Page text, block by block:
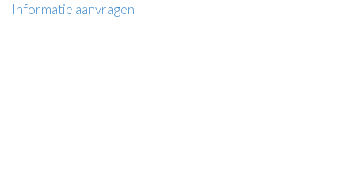
Informatie aanvragen